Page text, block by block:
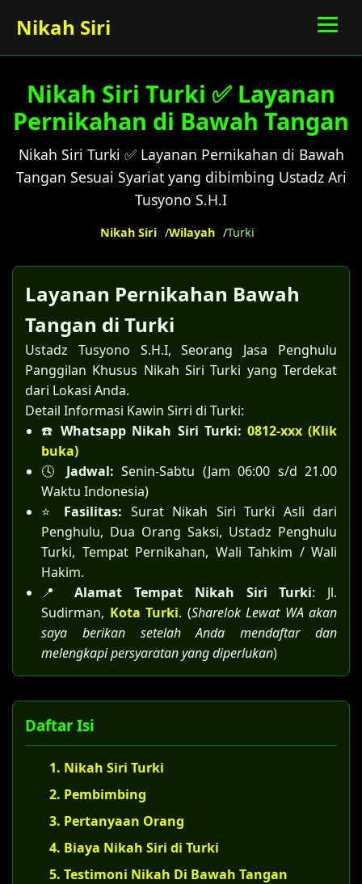
Nikah Siri
Nikah Siri Turki ✅ Layanan
Pernikahan di Bawah Tangan
Nikah Siri Turki ✅ Layanan Pernikahan di Bawah
Tangan Sesuai Syariat yang dibimbing Ustadz Ari
Tusyono S.H.I
Nikah Siri Wilayah Turki
Layanan Pernikahan Bawah
Tangan di Turki
Ustadz Tusyono S.H.I, Seorang Jasa Penghulu
Panggilan Khusus Nikah Siri Turki yang Terdekat
dari Lokasi Anda.
Detail Informasi Kawin Sirri di Turki:
☎️Whatsapp Nikah Siri Turki: 0812-xxx (Klik
buka)
🕓 Jadwal: Senin-Sabtu (Jam 06:00 s/d 21.00
Waktu Indonesia)
⭐ Fasilitas: Surat Nikah Siri Turki Asli dari
Penghulu, Dua Orang Saksi, Ustadz Penghulu
Turki, Tempat Pernikahan, Wali Tahkim / Wali
Hakim.
📍Alamat Tempat Nikah Siri Turki: Jl.
Sudirman, Kota Turki. (Sharelok Lewat WA akan
saya berikan setelah Anda mendaftar dan
melengkapi persyaratan yang diperlukan)
Daftar Isi
1. Nikah Siri Turki
2. Pembimbing
3. Pertanyaan Orang
4. Biaya Nikah Siri di Turki
5. Testimoni Nikah Di Bawah Tangan